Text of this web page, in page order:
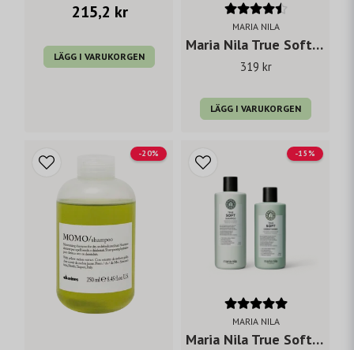
215,2 kr
LÄGG I VARUKORGEN
MARIA NILA
Maria Nila True Soft Shampoo 350 ml
319 kr
LÄGG I VARUKORGEN
-20%
MARIA NILA
Maria Nila True Soft Shampoo 350 ml & Conditioner 300 ml
-15%